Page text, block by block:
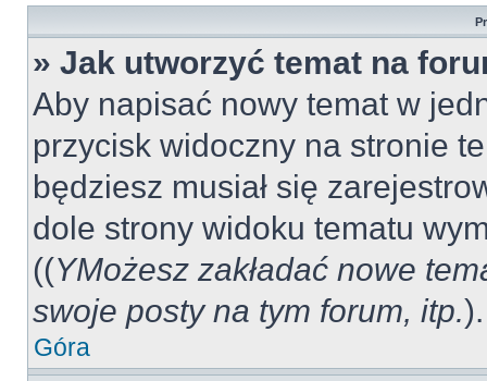
» Jak utworzyć temat na
Aby napisać nowy temat w
przycisk widoczny na stronie
będziesz musiał się
dole strony widoku tematu
((YMożesz zakładać nowe
swoje posty na tym forum, itp.).
Góra